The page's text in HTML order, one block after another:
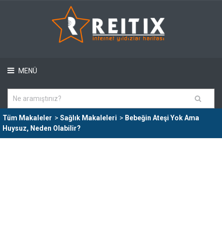
MENÜ
Tüm Makaleler > Sağlık Makaleleri > Bebeğin Ateşi Yok Ama
Huysuz, Neden Olabilir?